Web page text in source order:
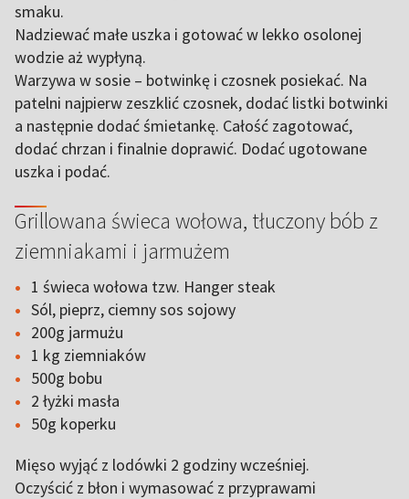
smaku.
Nadziewać małe uszka i gotować w lekko osolonej
wodzie aż wypłyną.
Warzywa w sosie – botwinkę i czosnek posiekać. Na
patelni najpierw zeszklić czosnek, dodać listki botwinki
a następnie dodać śmietankę. Całość zagotować,
dodać chrzan i finalnie doprawić. Dodać ugotowane
uszka i podać.
Grillowana świeca wołowa, tłuczony bób z
ziemniakami i jarmużem
1 świeca wołowa tzw. Hanger steak
Sól, pieprz, ciemny sos sojowy
200g jarmużu
1 kg ziemniaków
500g bobu
2 łyżki masła
50g koperku
Mięso wyjąć z lodówki 2 godziny wcześniej.
Oczyścić z błon i wymasować z przyprawami